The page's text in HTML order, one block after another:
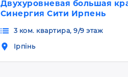
Двухуровневая большая
Синергия Сити Ирпень
3 ком. квартира, 9/9 этаж
Ірпінь